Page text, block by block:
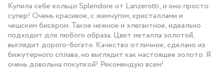
Купила себе кольцо Splendore от Lanzerotti, и оно просто
супер! Очень красивое, с жемчугом, кристаллами и
чешским бисером. Такое нежное и элегантное, идеально
подходит для любого образа. Цвет металла золотой,
выглядит дорого-богато. Качество отличное, сделано из
бижутерного сплава, но выглядит как настоящее золото. Я
очень довольна покупкой! Рекомендую всем!